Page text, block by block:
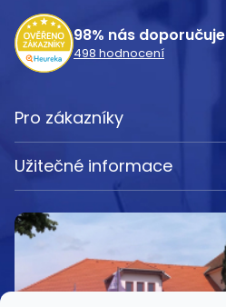
98% nás doporučuje
498 hodnocení
Pro zákazníky
Užitečné informace